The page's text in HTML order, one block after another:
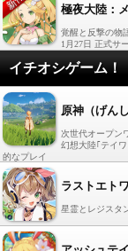
極夜大陸：
覚醒と反撃の物
1月27日 正式サ
イチオシゲーム！
原神（げんし
次世代オープン
幻想大陸｢テイ
的なプレイ
ラストエト
星霊とレジスタ